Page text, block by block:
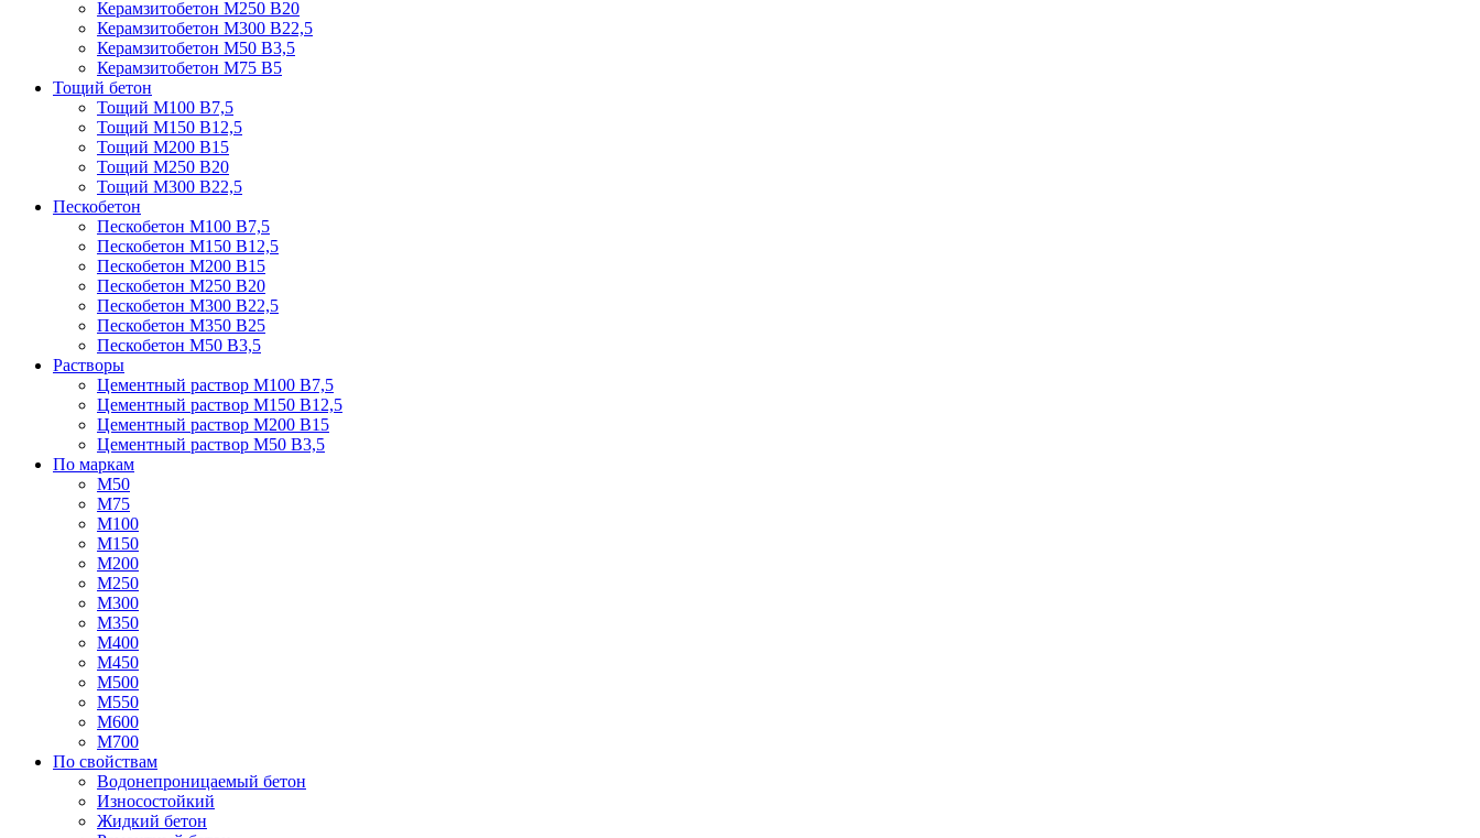
Керамзитобетон М250 В20
Керамзитобетон М300 В22,5
Керамзитобетон М50 В3,5
Керамзитобетон М75 В5
Тощий бетон
Тощий М100 В7,5
Тощий М150 В12,5
Тощий М200 В15
Тощий М250 В20
Тощий М300 В22,5
Пескобетон
Пескобетон М100 В7,5
Пескобетон М150 В12,5
Пескобетон М200 В15
Пескобетон М250 В20
Пескобетон М300 В22,5
Пескобетон М350 В25
Пескобетон М50 В3,5
Растворы
Цементный раствор М100 В7,5
Цементный раствор М150 В12,5
Цементный раствор М200 В15
Цементный раствор М50 В3,5
По маркам
М50
М75
М100
М150
М200
М250
М300
М350
М400
М450
М500
М550
М600
М700
По свойствам
Водонепроницаемый бетон
Износостойкий
Жидкий бетон